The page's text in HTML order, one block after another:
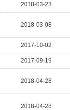
2018-03-23
2018-03-08
2017-10-02
2017-09-19
2018-04-28
2018-04-28